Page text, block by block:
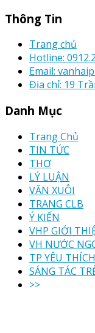
Thông Tin
Trang chủ
Hotline:
Email:
Địa chỉ: 19
Danh Mục
Trang Chủ
TIN TỨC
THƠ
LÝ LUẬN
VĂN XUÔI
TRANG CLB
Ý KIẾN
VHP GIỚI
VH NƯỚC
TP YÊU THÍCH
SÁNG TÁC
>>